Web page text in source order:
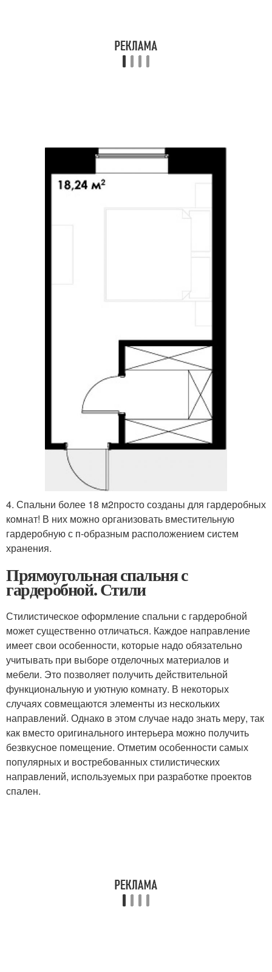
4. Спальни более 18 м2просто созданы для гардеробных
комнат! В них можно организовать вместительную
гардеробную с п-образным расположением систем
хранения.
Прямоугольная спальня с
гардеробной. Стили
Стилистическое оформление спальни с гардеробной
может существенно отличаться. Каждое направление
имеет свои особенности, которые надо обязательно
учитывать при выборе отделочных материалов и
мебели. Это позволяет получить действительной
функциональную и уютную комнату. В некоторых
случаях совмещаются элементы из нескольких
направлений. Однако в этом случае надо знать меру, так
как вместо оригинального интерьера можно получить
безвкусное помещение. Отметим особенности самых
популярных и востребованных стилистических
направлений, используемых при разработке проектов
спален.